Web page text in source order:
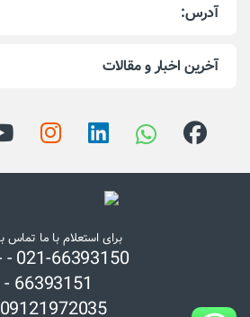
آدرس:
آخرین اخبار و مقالات
برای استعلام با ما تماس
66393151 -